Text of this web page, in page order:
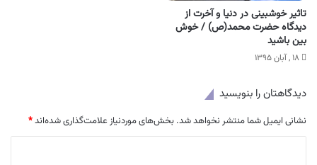
تاثیر خوشبینی در دنیا و آخرت از
دیدگاه حضرت محمد(ص) / خوش
بین باشید
۱۸ , آبان ۱۳۹۵
دیدگاهتان را بنویسید
نشانی ایمیل شما منتشر نخواهد شد. بخش‌های موردنیاز علامت‌گذاری شده‌اند*